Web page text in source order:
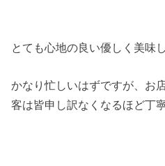
とても心地の良い優しく美味
かなり忙しいはずですが、お
客は皆申し訳なくなるほど丁